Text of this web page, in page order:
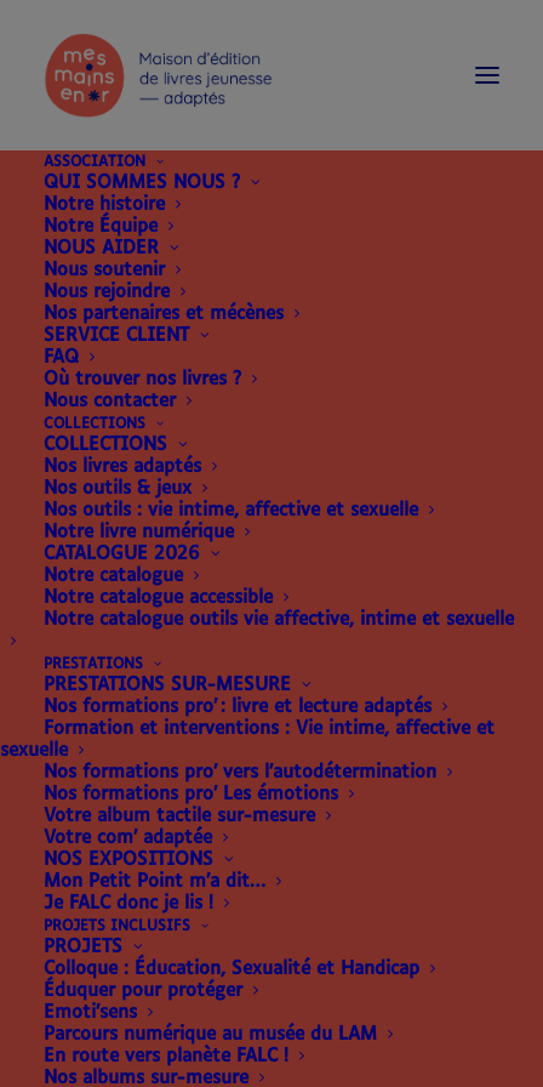
ASSOCIATION
QUI SOMMES NOUS ?
Notre histoire
Notre Équipe
NOUS AIDER
Nous soutenir
Nous rejoindre
Nos partenaires et mécènes
SERVICE CLIENT
FAQ
Où trouver nos livres ?
Nous contacter
COLLECTIONS
COLLECTIONS
Nos livres adaptés
Nos outils & jeux
Nos outils : vie intime, affective et sexuelle
Notre livre numérique
CATALOGUE 2026
Notre catalogue
Notre catalogue accessible
Notre catalogue outils vie affective, intime et sexuelle
PRESTATIONS
PRESTATIONS SUR-MESURE
Nos formations pro’ : livre et lecture adaptés
Formation et interventions : Vie intime, affective et
sexuelle
Nos formations pro’ vers l’autodétermination
Nos formations pro’ Les émotions
Votre album tactile sur-mesure
Votre com’ adaptée
NOS EXPOSITIONS
Mon Petit Point m’a dit…
Je FALC donc je lis !
PROJETS INCLUSIFS
PROJETS
Colloque : Éducation, Sexualité et Handicap
Éduquer pour protéger
Emoti’sens
Parcours numérique au musée du LAM
En route vers planète FALC !
Nos albums sur-mesure
Il y a 11 ans, naissait Mes
Mains en Or…
Pour ceux qui ne connaissent pas l’origine de notre
association, Mes Mains en Or a été créé en 2010 par
Caroline Chabaud lorsque sa fille Domitille a perdu
la vue. Domitille était encore bébé, et les livres
adaptés pour un jeune enfant aveugle étaient alors
presque inexistants. Devant ce manque, et pour